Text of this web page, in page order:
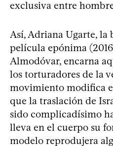
exclusiva entre
Así, Adriana Ugarte,
película epónima
Almodóvar, encarna
los torturadores de la
movimiento modifica
que la traslación de
sido complicadísimo
lleva en el cuerpo su
modelo reprodujera